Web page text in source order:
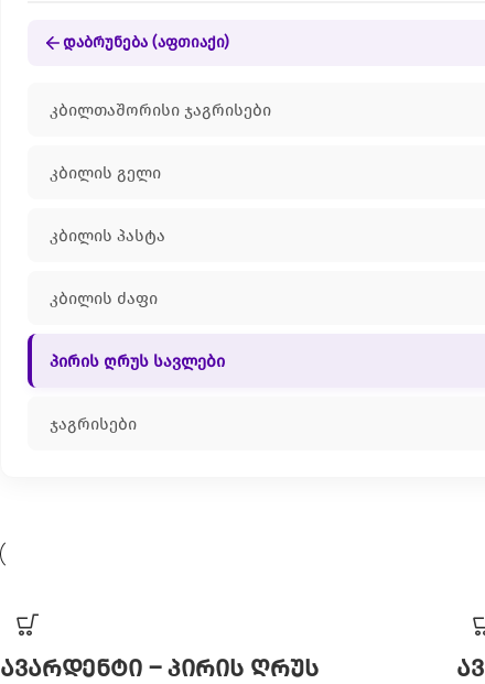
დაბრუნება (აფთიაქი)
კბილთაშორისი ჯაგრისები
კბილის გელი
კბილის პასტა
კბილის ძაფი
პირის ღრუს სავლები
ჯაგრისები
ავარდენტი – პირის ღრუს